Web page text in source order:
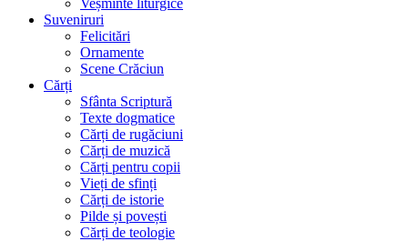
Suveniruri
Felicitări
Ornamente
Scene Crăciun
Cărți
Sfânta Scriptură
Texte dogmatice
Cărți de rugăciuni
Cărți de muzică
Cărți pentru copii
Vieți de sfinți
Cărți de istorie
Pilde și povești
Cărți de teologie